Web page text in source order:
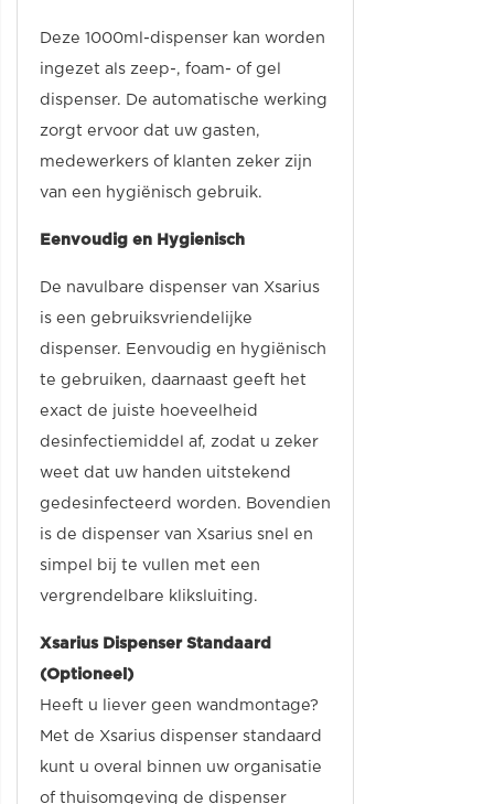
Deze 1000ml-dispenser kan worden
ingezet als zeep-, foam- of gel
dispenser. De automatische werking
zorgt ervoor dat uw gasten,
medewerkers of klanten zeker zijn
van een hygiënisch gebruik.
Eenvoudig en Hygienisch
De navulbare dispenser van Xsarius
is een gebruiksvriendelijke
dispenser. Eenvoudig en hygiënisch
te gebruiken, daarnaast geeft het
exact de juiste hoeveelheid
desinfectiemiddel af, zodat u zeker
weet dat uw handen uitstekend
gedesinfecteerd worden. Bovendien
is de dispenser van Xsarius snel en
simpel bij te vullen met een
vergrendelbare kliksluiting.
Xsarius Dispenser Standaard
(Optioneel)
Heeft u liever geen wandmontage?
Met de Xsarius dispenser standaard
kunt u overal binnen uw organisatie
of thuisomgeving de dispenser